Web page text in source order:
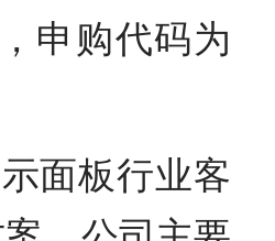
申购代码为
面板行业客